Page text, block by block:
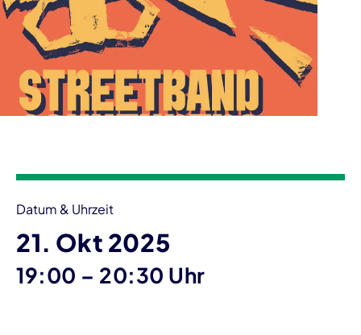
Datum & Uhrzeit
21. Okt 2025
19:00 – bis
20:30 Uhr